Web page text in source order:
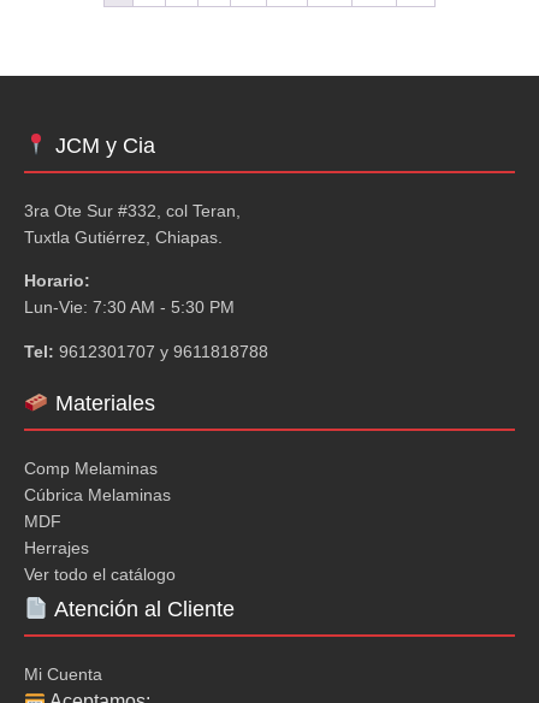
JCM y Cia
3ra Ote Sur #332, col Teran,
Tuxtla Gutiérrez, Chiapas.
Horario:
Lun-Vie: 7:30 AM - 5:30 PM
Tel: 9612301707 y 9611818788
Materiales
Comp Melaminas
Cúbrica Melaminas
MDF
Herrajes
Ver todo el catálogo
Atención al Cliente
Mi Cuenta